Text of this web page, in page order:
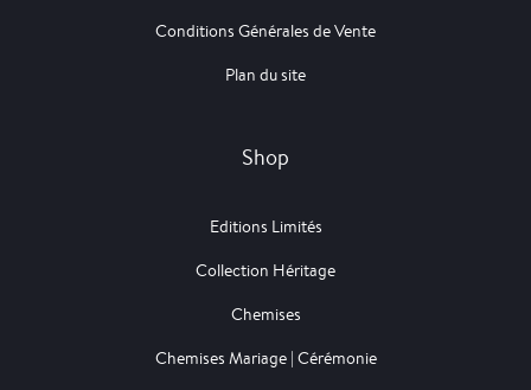
Conditions Générales de Vente
Plan du site
Shop
Editions Limités
Collection Héritage
Chemises
Chemises Mariage | Cérémonie